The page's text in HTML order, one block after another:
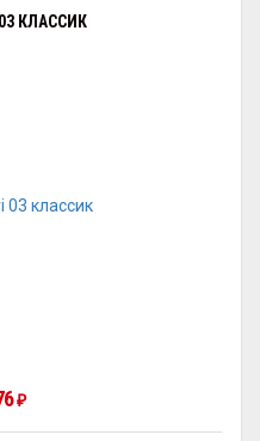
КЛАССИК
₽